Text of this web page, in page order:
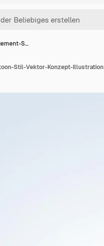
S…
Stil-Vektor-Konzept-Illustration